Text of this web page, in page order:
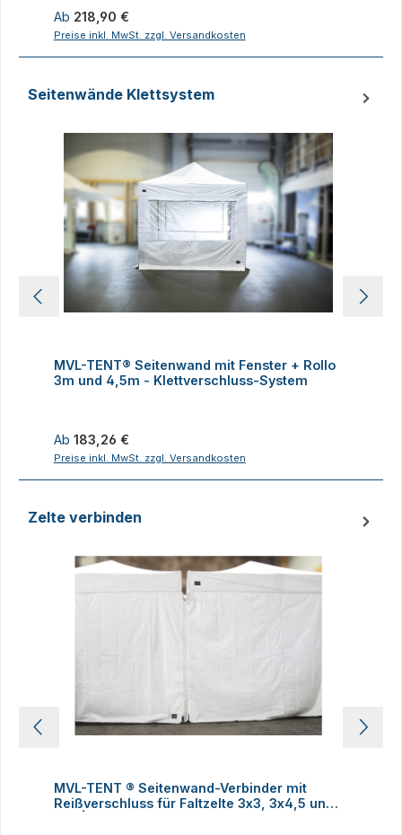
Regulärer Preis:
Ab 218,90 €
Preise inkl. MwSt. zzgl. Versandkosten
Seitenwände Klettsystem
MVL-TENT® Seitenwand mit Fenster + Rollo
3m und 4,5m - Klettverschluss-System
Regulärer Preis:
Ab 183,26 €
Preise inkl. MwSt. zzgl. Versandkosten
Zelte verbinden
MVL-TENT ® Seitenwand-Verbinder mit
Reißverschluss für Faltzelte 3x3, 3x4,5 und